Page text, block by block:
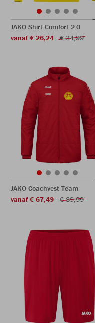
JAKO Shirt Comfort 2.0
vanaf € 26,24
€ 34,99
JAKO Coachvest Team
vanaf € 67,49
€ 89,99